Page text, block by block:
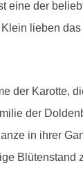
eine der
lieben
der Karotte,
der
in ihrer